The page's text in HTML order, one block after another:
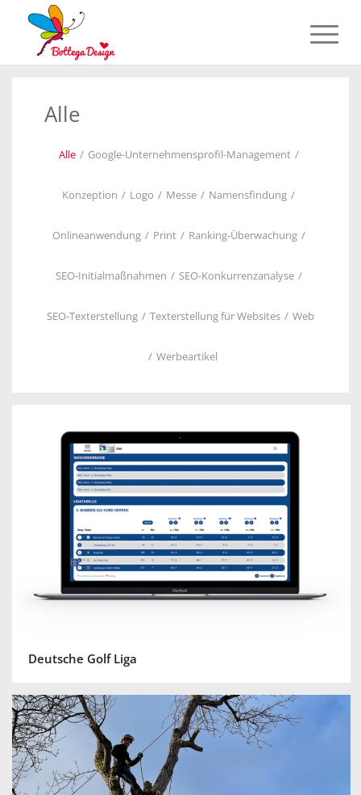
Alle
Alle / Google-Unternehmensprofil-Management /
Konzeption / Logo / Messe / Namensfindung /
Onlineanwendung / Print / Ranking-Überwachung /
SEO-Initialmaßnahmen / SEO-Konkurrenzanalyse /
SEO-Texterstellung / Texterstellung für Websites / Web
/ Werbeartikel
Deutsche Golf Liga